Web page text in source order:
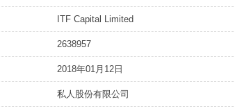
ITF Capital Limited
2638957
2018年01月12日
私人股份有限公司